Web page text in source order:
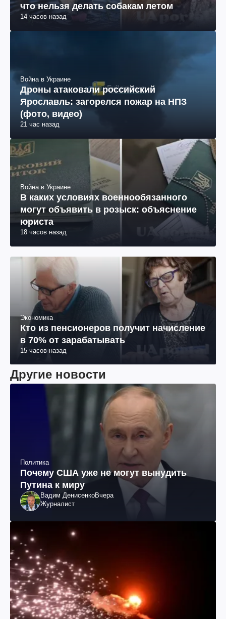
что нельзя делать собакам летом
14 часов назад
Война в Украине
Дроны атаковали российский
Ярославль: загорелся пожар на НПЗ
(фото, видео)
21 час назад
Война в Украине
В каких условиях военнообязанного
могут объявить в розыск: объяснение
юриста
18 часов назад
Экономика
Кто из пенсионеров получит начисление
в 70% от зарабатывать
15 часов назад
Другие новости
Политика
Почему США уже не могут вынудить
Путина к миру
Вадим ДенисенкоВчера
Журналист